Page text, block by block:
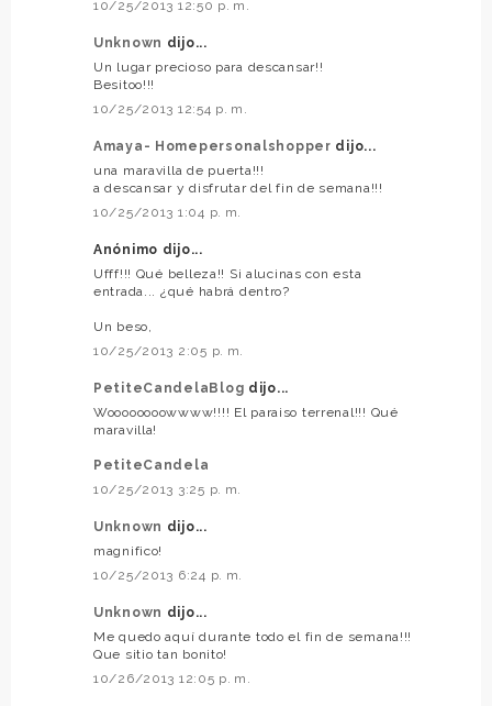
10/25/2013 12:50 p. m.
Unknown dijo...
Un lugar precioso para descansar!!
Besitoo!!!
10/25/2013 12:54 p. m.
Amaya- Homepersonalshopper dijo...
una maravilla de puerta!!!
a descansar y disfrutar del fin de semana!!!
10/25/2013 1:04 p. m.
Anónimo dijo...
Ufff!!! Qué belleza!! Si alucinas con esta
entrada... ¿qué habrá dentro?
Un beso,
10/25/2013 2:05 p. m.
PetiteCandelaBlog dijo...
Woooooooowwww!!!! El paraiso terrenal!!! Qué
maravilla!
PetiteCandela
10/25/2013 3:25 p. m.
Unknown dijo...
magnifico!
10/25/2013 6:24 p. m.
Unknown dijo...
Me quedo aquí durante todo el fin de semana!!!
Que sitio tan bonito!
10/26/2013 12:05 p. m.